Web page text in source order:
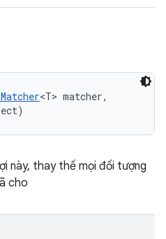
<T> matcher,
này, thay thế mọi đối tượng
cho